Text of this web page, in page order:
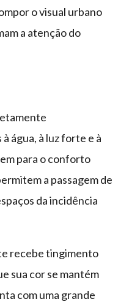
o visual urbano
a atenção do
água, à luz forte e à
para o conforto
a passagem de
da incidência
recebe tingimento
sua cor se mantém
com uma grande